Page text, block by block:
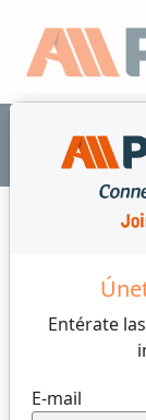
Entérate
E-mail
Info Mercado
2 min de
Lunes, 13 de